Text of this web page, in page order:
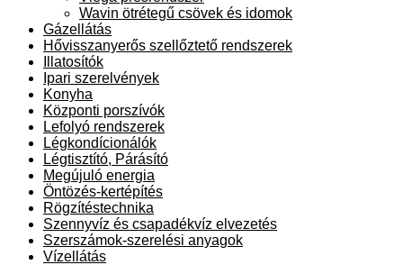
Wavin ötrétegű csövek és idomok
Gázellátás
Hővisszanyerős szellőztető rendszerek
Illatosítók
Ipari szerelvények
Konyha
Központi porszívók
Lefolyó rendszerek
Légkondícionálók
Légtisztító, Párásító
Megújuló energia
Öntözés-kertépítés
Rögzítéstechnika
Szennyvíz és csapadékvíz elvezetés
Szerszámok-szerelési anyagok
Vízellátás